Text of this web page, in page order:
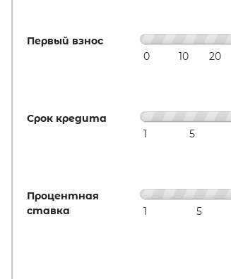
Первый взнос
0 10 20
Срок кредита
1 5
Процентная
ставка
1 5